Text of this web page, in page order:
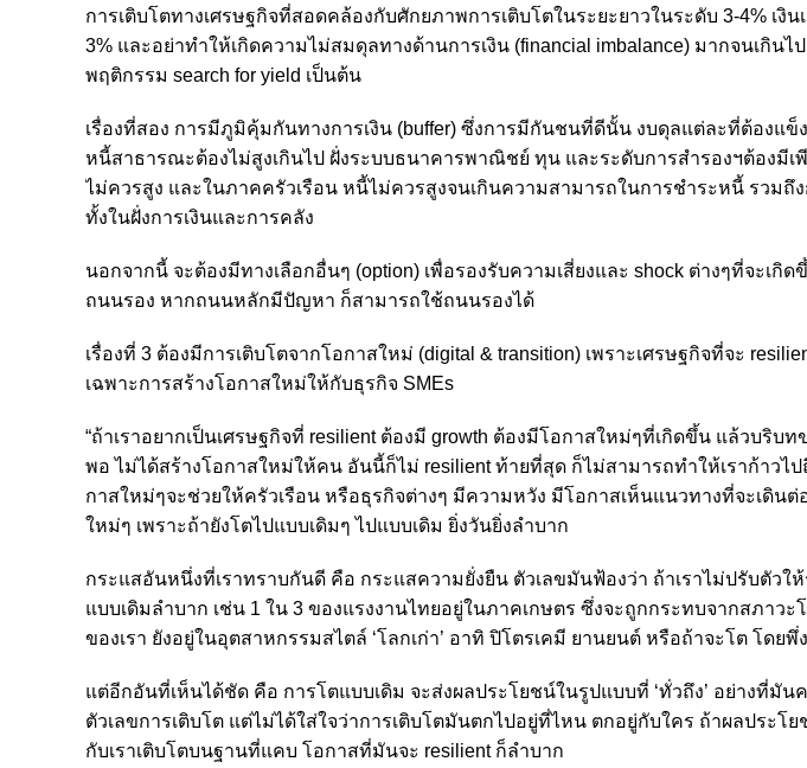
การเติบโตทางเศรษฐกิจที่สอดคล้องกับศักยภาพการเติบโตในระยะยาวในระดับ 3-4% เงิ
3% และอย่าทำให้เกิดความไม่สมดุลทางด้านการเงิน (financial imbalance) มากจนเกิน
พฤติกรรม search for yield เป็นต้น
เรื่องที่สอง การมีภูมิคุ้มกันทางการเงิน (buffer) ซึ่งการมีกันชนที่ดีนั้น งบดุลแต่ละที่ต้องแข็
หนี้สาธารณะต้องไม่สูงเกินไป ฝั่งระบบธนาคารพาณิชย์ ทุน และระดับการสำรองฯต้องมี
ไม่ควรสูง และในภาคครัวเรือน หนี้ไม่ควรสูงจนเกินความสามารถในการชำระหนี้ รวมถึ
ทั้งในฝั่งการเงินและการคลัง
นอกจากนี้ จะต้องมีทางเลือกอื่นๆ (option) เพื่อรองรับความเสี่ยงและ shock ต่างๆที่จะเ
ถนนรอง หากถนนหลักมีปัญหา ก็สามารถใช้ถนนรองได้
เรื่องที่ 3 ต้องมีการเติบโตจากโอกาสใหม่ (digital & transition) เพราะเศรษฐกิจที่จะ
เฉพาะการสร้างโอกาสใหม่ให้กับธุรกิจ SMEs
“ถ้าเราอยากเป็นเศรษฐกิจที่ resilient ต้องมี growth ต้องมีโอกาสใหม่ๆที่เกิดขึ้น แล้วบริบ
พอ ไม่ได้สร้างโอกาสใหม่ให้คน อันนี้ก็ไม่ resilient ท้ายที่สุด ก็ไม่สามารถทำให้เราก้าวไ
กาสใหม่ๆจะช่วยให้ครัวเรือน หรือธุรกิจต่างๆ มีความหวัง มีโอกาสเห็นแนวทางที่จะเดินต่
ใหม่ๆ เพราะถ้ายังโตไปแบบเดิมๆ ไปแบบเดิม ยิ่งวันยิ่งลำบาก
กระแสอันหนึ่งที่เราทราบกันดี คือ กระแสความยั่งยืน ตัวเลขมันฟ้องว่า ถ้าเราไม่ปรับตัวให้
แบบเดิมลำบาก เช่น 1 ใน 3 ของแรงงานไทยอยู่ในภาคเกษตร ซึ่งจะถูกกระทบจากสภาว
ของเรา ยังอยู่ในอุตสาหกรรมสไตล์ ‘โลกเก่า’ อาทิ ปิโตรเคมี ยานยนต์ หรือถ้าจะโต โดยพึ่
แต่อีกอันที่เห็นได้ชัด คือ การโตแบบเดิม จะส่งผลประโยชน์ในรูปแบบที่ ‘ทั่วถึง’ อย่างที่มัน
ตัวเลขการเติบโต แต่ไม่ได้ใส่ใจว่าการเติบโตมันตกไปอยู่ที่ไหน ตกอยู่กับใคร ถ้าผลประโ
กับเราเติบโตบนฐานที่แคบ โอกาสที่มันจะ resilient ก็ลำบาก